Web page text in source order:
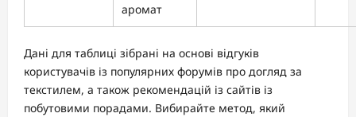
аромат
Дані для таблиці зібрані на основі відгуків
користувачів із популярних форумів про догляд за
текстилем, а також рекомендацій із сайтів із
побутовими порадами. Вибирайте метод, який